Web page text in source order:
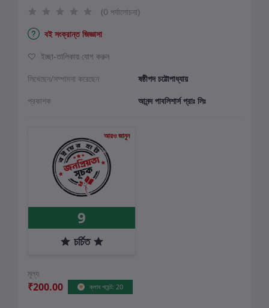
(0 পর্যালোচনা)
বই সংক্রান্ত জিজ্ঞাসা
ইচ্ছা-তালিকায় যোগ করুন
লিখেছেন/সম্পাদনা করেছেন
ষষ্ঠীপদ চট্টোপাধ্যায়
প্রকাশক
আনন্দ পাবলিশার্স প্রাঃ লিঃ
আরও জানুন
9
চর্চিত
মূল্য
₹200.00 ক্লাব পয়েন্ট: 20